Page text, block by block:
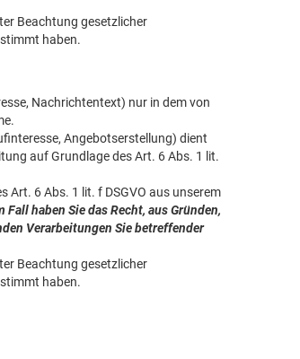
Beachtung gesetzlicher
haben.
Nachrichtentext) nur in dem von
Angebotserstellung) dient
auf Grundlage des Art. 6 Abs. 1 lit.
6 Abs. 1 lit. f DSGVO aus unserem
Fall haben Sie das Recht, aus Gründen,
Verarbeitungen Sie betreffender
Beachtung gesetzlicher
haben.